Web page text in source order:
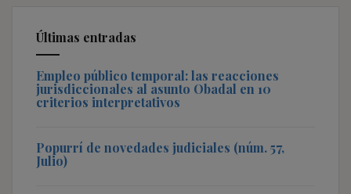
Últimas entradas
Empleo público temporal: las reacciones
jurisdiccionales al asunto Obadal en 10
criterios interpretativos
Popurrí de novedades judiciales (núm. 57,
Julio)